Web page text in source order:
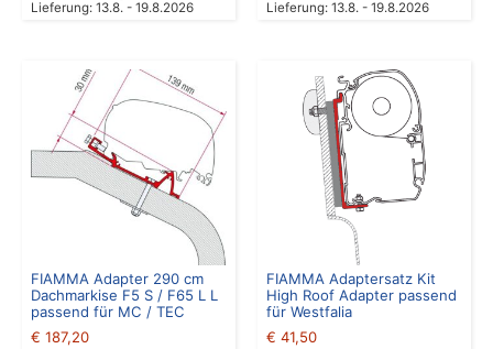
Lieferung: 13.8. - 19.8.2026
Lieferung: 13.8. - 19.8.2026
FIAMMA Adapter 290 cm
Dachmarkise F5 S / F65 L L
passend für MC / TEC
€ 187,20
FIAMMA Adaptersatz Kit
High Roof Adapter passend
für Westfalia
€ 41,50